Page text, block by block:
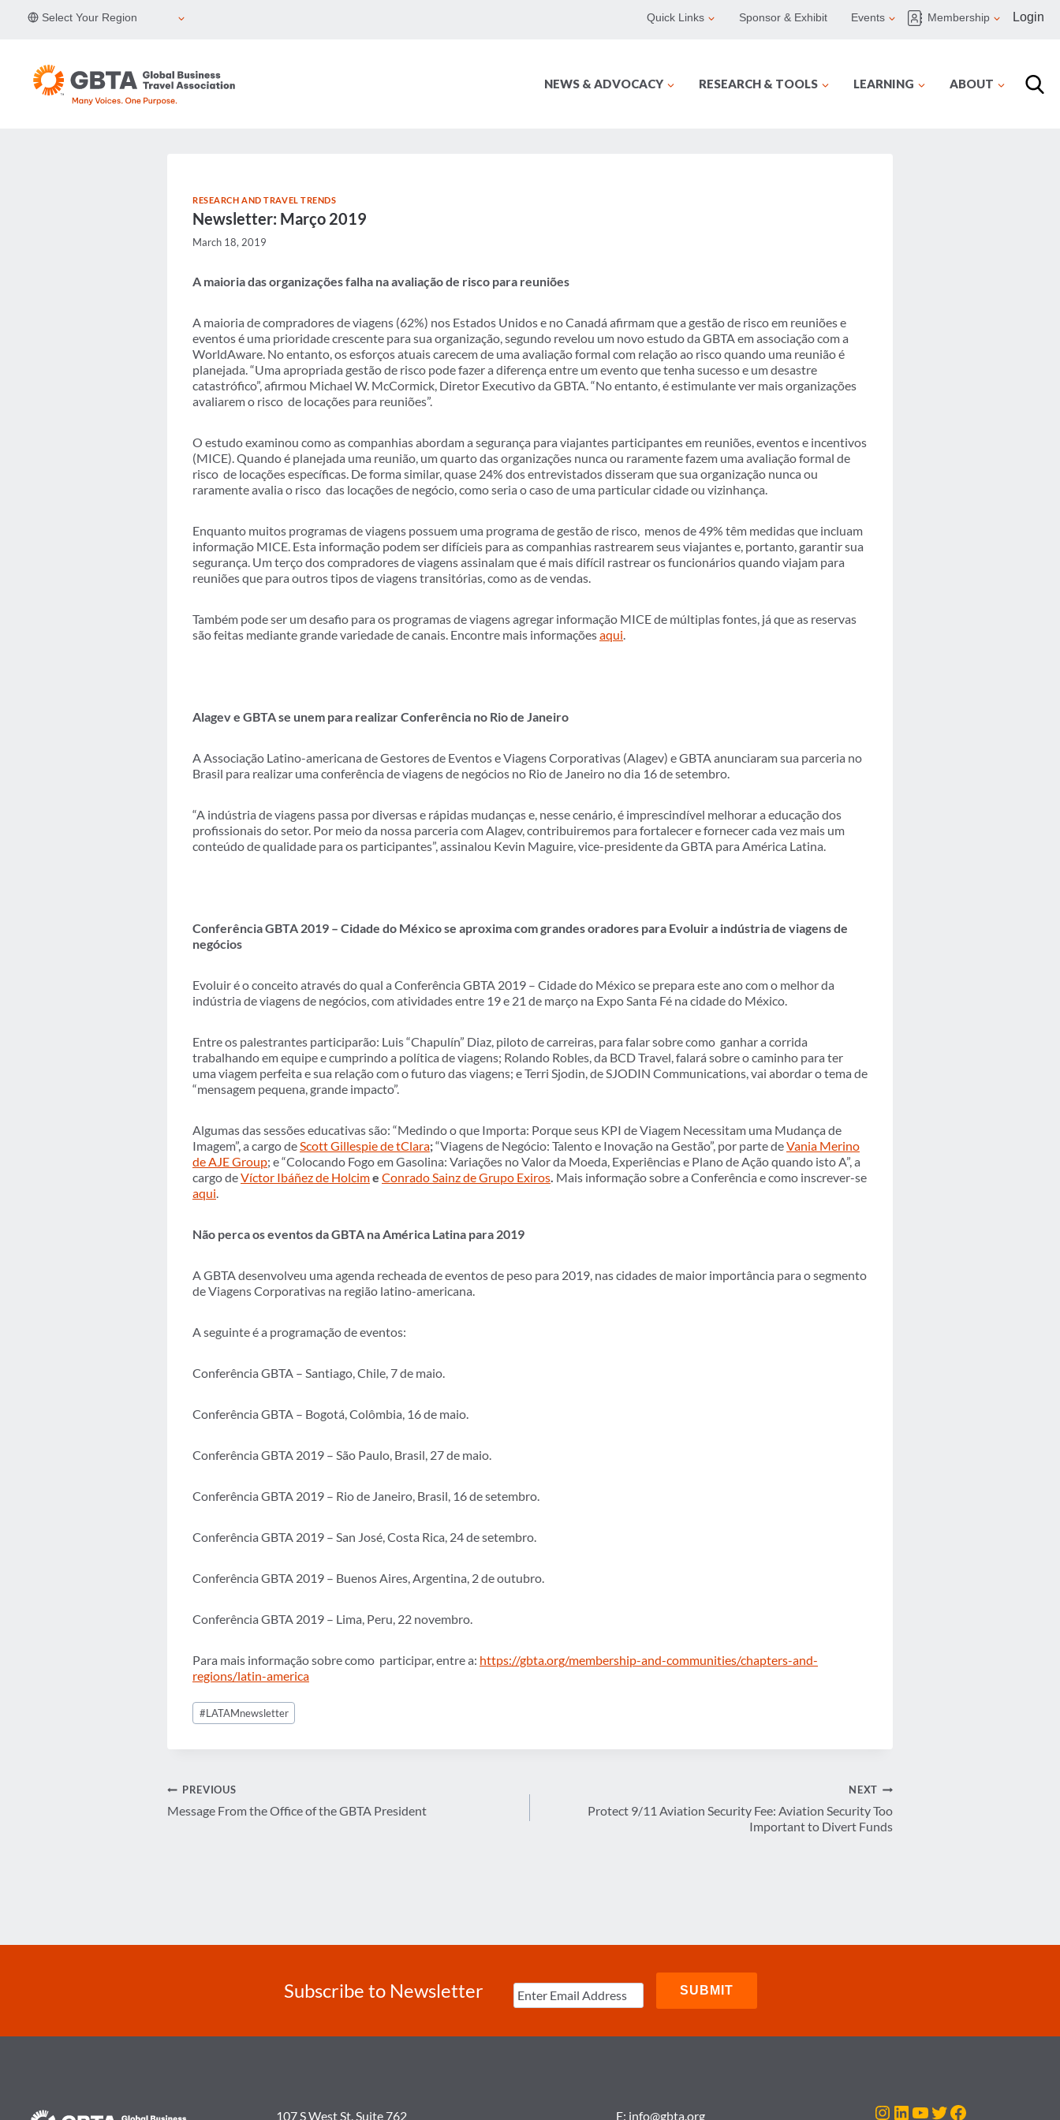
Select Your Region Quick Links Sponsor & Exhibit Events Membership Login
NEWS & ADVOCACY RESEARCH & TOOLS LEARNING ABOUT
RESEARCH AND TRAVEL TRENDS
Newsletter: Março 2019
March 18, 2019
A maioria das organizações falha na avaliação de risco para reuniões
A maioria de compradores de viagens (62%) nos Estados Unidos e no Canadá afirmam que a gestão de risco em reuniões e
eventos é uma prioridade crescente para sua organização, segundo revelou um novo estudo da GBTA em associação com a
WorldAware. No entanto, os esforços atuais carecem de uma avaliação formal com relação ao risco quando uma reunião é
planejada. “Uma apropriada gestão de risco pode fazer a diferença entre um evento que tenha sucesso e um desastre
catastrófico”, afirmou Michael W. McCormick, Diretor Executivo da GBTA. “No entanto, é estimulante ver mais organizações
avaliarem o risco de locações para reuniões”.
O estudo examinou como as companhias abordam a segurança para viajantes participantes em reuniões, eventos e incentivos
(MICE). Quando é planejada uma reunião, um quarto das organizações nunca ou raramente fazem uma avaliação formal de
risco de locações específicas. De forma similar, quase 24% dos entrevistados disseram que sua organização nunca ou
raramente avalia o risco das locações de negócio, como seria o caso de uma particular cidade ou vizinhança.
Enquanto muitos programas de viagens possuem uma programa de gestão de risco, menos de 49% têm medidas que incluam
informação MICE. Esta informação podem ser difícieis para as companhias rastrearem seus viajantes e, portanto, garantir sua
segurança. Um terço dos compradores de viagens assinalam que é mais difícil rastrear os funcionários quando viajam para
reuniões que para outros tipos de viagens transitórias, como as de vendas.
Também pode ser um desafio para os programas de viagens agregar informação MICE de múltiplas fontes, já que as reservas
são feitas mediante grande variedade de canais. Encontre mais informaçõesaqui.
Alagev e GBTA se unem para realizar Conferência no Rio de Janeiro
A Associação Latino-americana de Gestores de Eventos e Viagens Corporativas (Alagev) e GBTA anunciaram sua parceria no
Brasil para realizar uma conferência de viagens de negócios no Rio de Janeiro no dia 16 de setembro.
“A indústria de viagens passa por diversas e rápidas mudanças e, nesse cenário, é imprescindível melhorar a educação dos
profissionais do setor. Por meio da nossa parceria com Alagev, contribuiremos para fortalecer e fornecer cada vez mais um
conteúdo de qualidade para os participantes”, assinalou Kevin Maguire, vice-presidente da GBTA para América Latina.
Conferência GBTA 2019 – Cidade do México se aproxima com grandes oradores para Evoluir a indústria de viagens de
negócios
Evoluir é o conceito através do qual a Conferência GBTA 2019 – Cidade do México se prepara este ano com o melhor da
indústria de viagens de negócios, com atividades entre 19 e 21 de março na Expo Santa Fé na cidade do México.
Entre os palestrantes participarão: Luis “Chapulín” Diaz, piloto de carreiras, para falar sobre como ganhar a corrida
trabalhando em equipe e cumprindo a política de viagens; Rolando Robles, da BCD Travel, falará sobre o caminho para ter
uma viagem perfeita e sua relação com o futuro das viagens; e Terri Sjodin, de SJODIN Communications, vai abordar o tema de
“mensagem pequena, grande impacto”.
Algumas das sessões educativas são: “Medindo o que Importa: Porque seus KPI de Viagem Necessitam uma Mudança de
Imagem”, a cargo deScott Gillespie de tClara;“Viagens de Negócio: Talento e Inovação na Gestão”, por parte deVania Merino
de AJE Group; e “Colocando Fogo em Gasolina: Variações no Valor da Moeda, Experiências e Plano de Ação quando isto A”, a
cargo deVíctor Ibáñez de Holcime Conrado Sainz de Grupo Exiros. Mais informação sobre a Conferência e como inscrever-se
aqui.
Não perca os eventos da GBTA na América Latina para 2019
A GBTA desenvolveu uma agenda recheada de eventos de peso para 2019, nas cidades de maior importância para o segmento
de Viagens Corporativas na região latino-americana.
A seguinte é a programação de eventos:
Conferência GBTA – Santiago, Chile, 7 de maio.
Conferência GBTA – Bogotá, Colômbia, 16 de maio.
Conferência GBTA 2019 – São Paulo, Brasil, 27 de maio.
Conferência GBTA 2019 – Rio de Janeiro, Brasil, 16 de setembro.
Conferência GBTA 2019 – San José, Costa Rica, 24 de setembro.
Conferência GBTA 2019 – Buenos Aires, Argentina, 2 de outubro.
Conferência GBTA 2019 – Lima, Peru, 22 novembro.
Para mais informação sobre como participar, entre a: https://gbta.org/membership-and-communities/chapters-and-
regions/latin-america
Post
Tags:
#LATAMnewsletter
Post
navigation
PREVIOUS
Message From the Office of the GBTA President
NEXT
Protect 9/11 Aviation Security Fee: Aviation Security Too
Important to Divert Funds
Subscribe to Newsletter
107 S West St. Suite 762 E: info@gbta.org Instagram
LinkedIn
YouTube
Twitter
Facebook